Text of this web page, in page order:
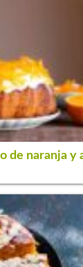
de naranja y